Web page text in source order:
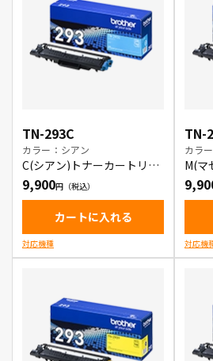
TN-293C
カラー：シアン
C(シアン)トナーカートリッ
ジ
9,900
カートに入れる
対応機種
TN-
カラ
M(マ
ッジ
対応機